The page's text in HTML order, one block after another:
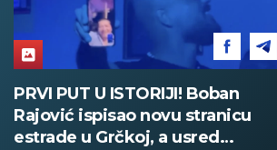
UČENICI SE SAKRILI ISPOD
KLUPA DOK JE VRŠNJAK PUCAO:
Jezivi snimci iz škole na Tajlandu